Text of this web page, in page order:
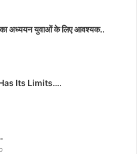
अध्ययन युवाओं के लिए आवश्यक..
Its Limits….